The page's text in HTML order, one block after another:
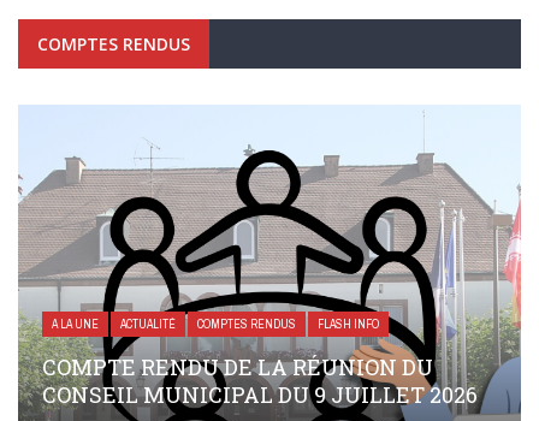
COMPTES RENDUS
A LA UNE ACTUALITÉ COMPTES RENDUS FLASH INFO
COMPTE RENDU DE LA RÉUNION DU
CONSEIL MUNICIPAL DU 9 JUILLET 2026